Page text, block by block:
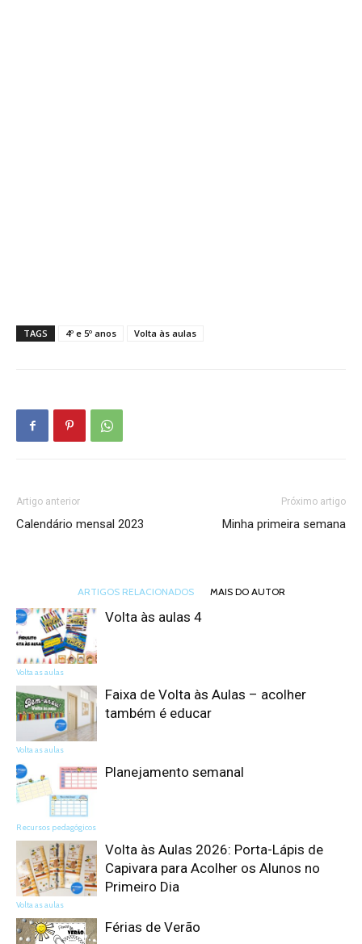
TAGS 4º e 5º anos Volta às aulas
Artigo anterior
Calendário mensal 2023
Próximo artigo
Minha primeira semana
ARTIGOS RELACIONADOS MAIS DO AUTOR
Volta as aulas
Volta às aulas 4
Volta as aulas
Faixa de Volta às Aulas – acolher
também é educar
Recursos pedagógicos
Planejamento semanal
Volta as aulas
Volta às Aulas 2026: Porta-Lápis de
Capivara para Acolher os Alunos no
Primeiro Dia
Férias de Verão